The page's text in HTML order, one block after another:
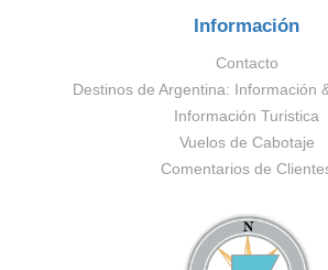
Información
Contacto
Destinos de Argentina: Información
Información Turistica
Vuelos de Cabotaje
Comentarios de